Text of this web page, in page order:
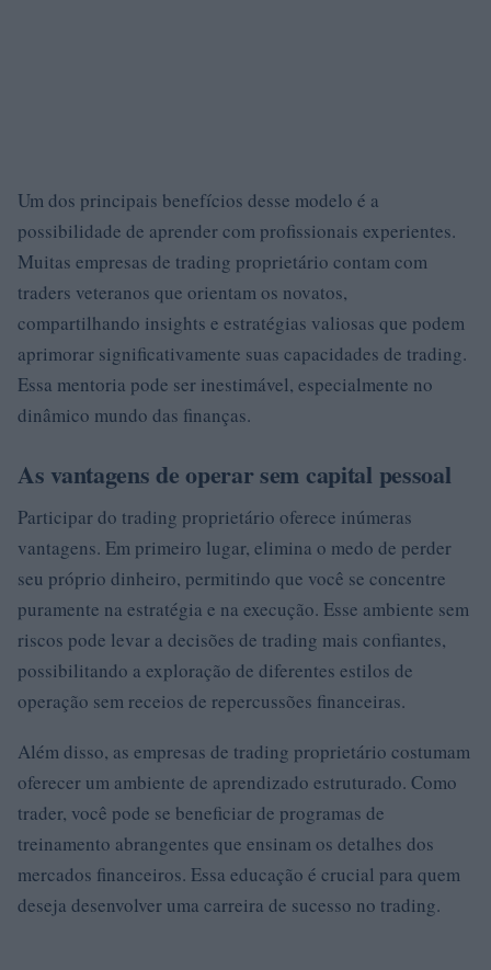
Um dos principais benefícios desse modelo é a
possibilidade de aprender com profissionais experientes.
Muitas empresas de trading proprietário contam com
traders veteranos que orientam os novatos,
compartilhando insights e estratégias valiosas que podem
aprimorar significativamente suas capacidades de trading.
Essa mentoria pode ser inestimável, especialmente no
dinâmico mundo das finanças.
As vantagens de operar sem capital pessoal
Participar do trading proprietário oferece inúmeras
vantagens. Em primeiro lugar, elimina o medo de perder
seu próprio dinheiro, permitindo que você se concentre
puramente na estratégia e na execução. Esse ambiente sem
riscos pode levar a decisões de trading mais confiantes,
possibilitando a exploração de diferentes estilos de
operação sem receios de repercussões financeiras.
Além disso, as empresas de trading proprietário costumam
oferecer um ambiente de aprendizado estruturado. Como
trader, você pode se beneficiar de programas de
treinamento abrangentes que ensinam os detalhes dos
mercados financeiros. Essa educação é crucial para quem
deseja desenvolver uma carreira de sucesso no trading.